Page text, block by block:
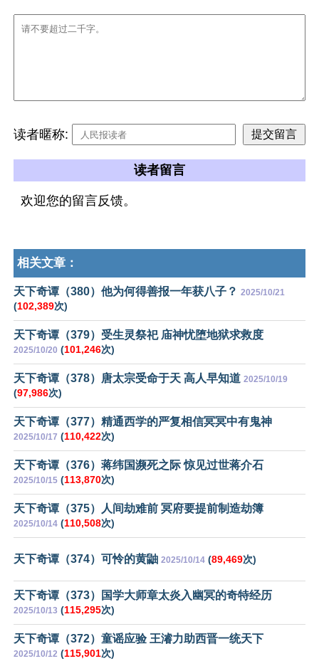
读者暱称:
读者留言
欢迎您的留言反馈。
相关文章：
天下奇谭（380）他为何得善报一年获八子？ 2025/10/21
(102,389次)
天下奇谭（379）受生灵祭祀 庙神忧堕地狱求救度
2025/10/20 (101,246次)
天下奇谭（378）唐太宗受命于天 高人早知道 2025/10/19
(97,986次)
天下奇谭（377）精通西学的严复相信冥冥中有鬼神
2025/10/17 (110,422次)
天下奇谭（376）蒋纬国濒死之际 惊见过世蒋介石
2025/10/15 (113,870次)
天下奇谭（375）人间劫难前 冥府要提前制造劫簿
2025/10/14 (110,508次)
天下奇谭（374）可怜的黄鼬 2025/10/14 (89,469次)
天下奇谭（373）国学大师章太炎入幽冥的奇特经历
2025/10/13 (115,295次)
天下奇谭（372）童谣应验 王濬力助西晋一统天下
2025/10/12 (115,901次)